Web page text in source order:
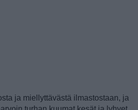
ja miellyttävästä ilmastostaan, ja